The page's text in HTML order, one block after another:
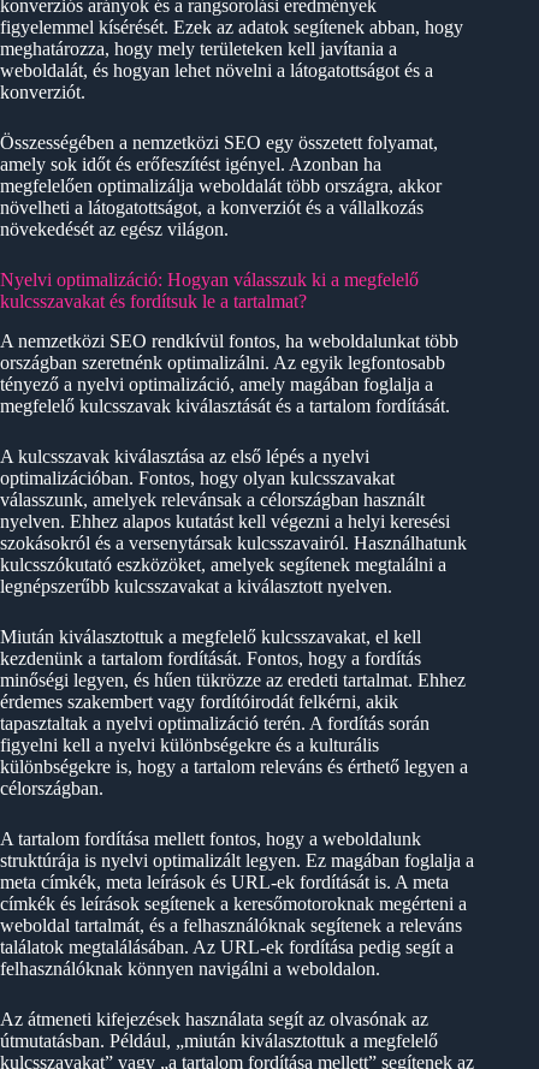
konverziós arányok és a rangsorolási eredmények
figyelemmel kísérését. Ezek az adatok segítenek abban, hogy
meghatározza, hogy mely területeken kell javítania a
weboldalát, és hogyan lehet növelni a látogatottságot és a
konverziót.
Összességében a nemzetközi SEO egy összetett folyamat,
amely sok időt és erőfeszítést igényel. Azonban ha
megfelelően optimalizálja weboldalát több országra, akkor
növelheti a látogatottságot, a konverziót és a vállalkozás
növekedését az egész világon.
Nyelvi optimalizáció: Hogyan válasszuk ki a megfelelő
kulcsszavakat és fordítsuk le a tartalmat?
A nemzetközi SEO rendkívül fontos, ha weboldalunkat több
országban szeretnénk optimalizálni. Az egyik legfontosabb
tényező a nyelvi optimalizáció, amely magában foglalja a
megfelelő kulcsszavak kiválasztását és a tartalom fordítását.
A kulcsszavak kiválasztása az első lépés a nyelvi
optimalizációban. Fontos, hogy olyan kulcsszavakat
válasszunk, amelyek relevánsak a célországban használt
nyelven. Ehhez alapos kutatást kell végezni a helyi keresési
szokásokról és a versenytársak kulcsszavairól. Használhatunk
kulcsszókutató eszközöket, amelyek segítenek megtalálni a
legnépszerűbb kulcsszavakat a kiválasztott nyelven.
Miután kiválasztottuk a megfelelő kulcsszavakat, el kell
kezdenünk a tartalom fordítását. Fontos, hogy a fordítás
minőségi legyen, és hűen tükrözze az eredeti tartalmat. Ehhez
érdemes szakembert vagy fordítóirodát felkérni, akik
tapasztaltak a nyelvi optimalizáció terén. A fordítás során
figyelni kell a nyelvi különbségekre és a kulturális
különbségekre is, hogy a tartalom releváns és érthető legyen a
célországban.
A tartalom fordítása mellett fontos, hogy a weboldalunk
struktúrája is nyelvi optimalizált legyen. Ez magában foglalja a
meta címkék, meta leírások és URL-ek fordítását is. A meta
címkék és leírások segítenek a keresőmotoroknak megérteni a
weboldal tartalmát, és a felhasználóknak segítenek a releváns
találatok megtalálásában. Az URL-ek fordítása pedig segít a
felhasználóknak könnyen navigálni a weboldalon.
Az átmeneti kifejezések használata segít az olvasónak az
útmutatásban. Például, „miután kiválasztottuk a megfelelő
kulcsszavakat” vagy „a tartalom fordítása mellett” segítenek az